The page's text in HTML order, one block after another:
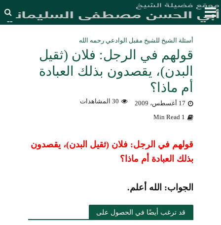
أسئلة الشيخ للشيخ مقبل الوادعي رحمه الله
قولهم في الرجل: فلان (ثقيل
البدن)، يقصدون بذلك العبادة
أم ماذا؟
17 أغسطس، 2009 30 المشاهدات
1 Min Read
قولهم في الرجل: فلان (ثقيل البدن)، يقصدون
بذلك العبادة أم ماذا؟
الجواب: الله أعلم.
قد ترغب أيضًا في الحصول على